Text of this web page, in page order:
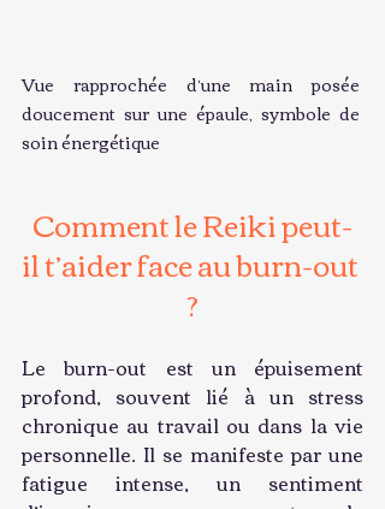
Vue rapprochée d’une main posée
doucement sur une épaule, symbole de
soin énergétique
Comment le Reiki peut-
il t’aider face au burn-out
?
Le burn-out est un épuisement
profond, souvent lié à un stress
chronique au travail ou dans la vie
personnelle. Il se manifeste par une
fatigue intense, un sentiment